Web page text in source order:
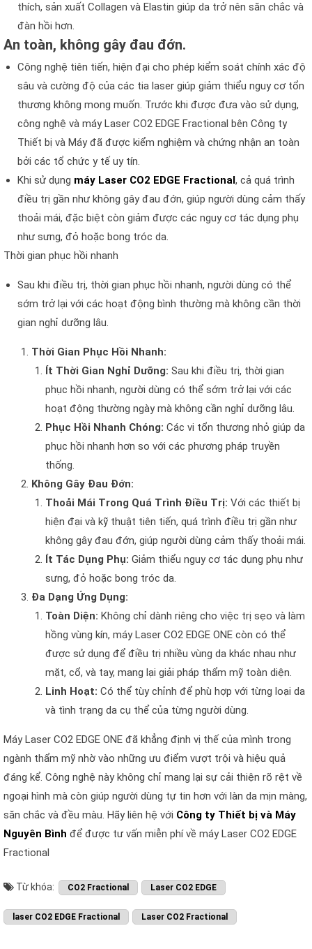
thích, sản xuất Collagen và Elastin giúp da trở nên săn chắc và
đàn hồi hơn.
An toàn, không gây đau đớn.
Công nghệ tiên tiến, hiện đại cho phép kiểm soát chính xác độ
sâu và cường độ của các tia laser giúp giảm thiểu nguy cơ tổn
thương không mong muốn. Trước khi được đưa vào sử dụng,
công nghệ và máy Laser CO2 EDGE Fractional bên Công ty
Thiết bị và Máy đã được kiểm nghiệm và chứng nhận an toàn
bởi các tổ chức y tế uy tín.
Khi sử dụng máy Laser CO2 EDGE Fractional , cả quá trình
điều trị gần như không gây đau đớn, giúp người dùng cảm thấy
thoải mái, đặc biệt còn giảm được các nguy cơ tác dụng phụ
như sưng, đỏ hoặc bong tróc da.
Thời gian phục hồi nhanh
Sau khi điều trị, thời gian phục hồi nhanh, người dùng có thể
sớm trở lại với các hoạt động bình thường mà không cần thời
gian nghỉ dưỡng lâu.
Thời Gian Phục Hồi Nhanh:
Ít Thời Gian Nghỉ Dưỡng: Sau khi điều trị, thời gian
phục hồi nhanh, người dùng có thể sớm trở lại với các
hoạt động thường ngày mà không cần nghỉ dưỡng lâu.
Phục Hồi Nhanh Chóng: Các vi tổn thương nhỏ giúp da
phục hồi nhanh hơn so với các phương pháp truyền
thống.
Không Gây Đau Đớn:
Thoải Mái Trong Quá Trình Điều Trị: Với các thiết bị
hiện đại và kỹ thuật tiên tiến, quá trình điều trị gần như
không gây đau đớn, giúp người dùng cảm thấy thoải mái.
Ít Tác Dụng Phụ: Giảm thiểu nguy cơ tác dụng phụ như
sưng, đỏ hoặc bong tróc da.
Đa Dạng Ứng Dụng:
Toàn Diện: Không chỉ dành riêng cho việc trị sẹo và làm
hồng vùng kín, máy Laser CO2 EDGE ONE còn có thể
được sử dụng để điều trị nhiều vùng da khác nhau như
mặt, cổ, và tay, mang lại giải pháp thẩm mỹ toàn diện.
Linh Hoạt: Có thể tùy chỉnh để phù hợp với từng loại da
và tình trạng da cụ thể của từng người dùng.
Máy Laser CO2 EDGE ONE đã khẳng định vị thế của mình trong
ngành thẩm mỹ nhờ vào những ưu điểm vượt trội và hiệu quả
đáng kể. Công nghệ này không chỉ mang lại sự cải thiện rõ rệt về
ngoại hình mà còn giúp người dùng tự tin hơn với làn da mịn màng,
săn chắc và đều màu. Hãy liên hệ với Công ty Thiết bị và Máy
Nguyên Bình để được tư vấn miễn phí về máy Laser CO2 EDGE
Fractional
Từ khóa: CO2 Fractional Laser CO2 EDGE
laser CO2 EDGE Fractional Laser CO2 Fractional